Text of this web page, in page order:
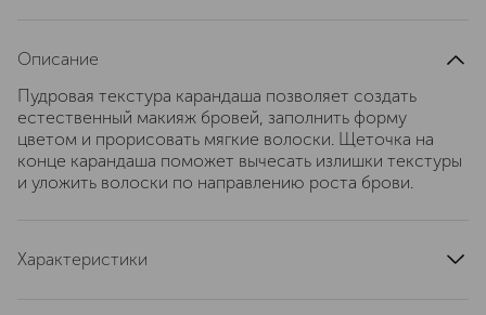
Описание
Пудровая текстура карандаша позволяет создать
естественный макияж бровей, заполнить форму
цветом и прорисовать мягкие волоски. Щеточка на
конце карандаша поможет вычесать излишки текстуры
и уложить волоски по направлению роста брови.
Характеристики